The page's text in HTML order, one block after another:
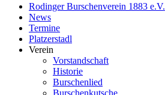
Rodinger Burschenverein 1883 e.V.
News
Termine
Platzerstadl
Verein
Vorstandschaft
Historie
Burschenlied
Burschenkutsche